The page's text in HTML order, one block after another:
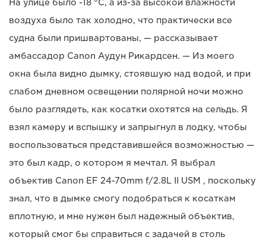
На улице было -18 °C, а из-за высокой влажности
воздуха было так холодно, что практически все
судна были пришвартованы, — рассказывает
амбассадор Canon Аудун Рикардсен. — Из моего
окна была видно дымку, стоявшую над водой, и при
слабом дневном освещении полярной ночи можно
было разглядеть, как косатки охотятся на сельдь. Я
взял камеру и вспышку и запрыгнул в лодку, чтобы
воспользоваться представившейся возможностью —
это был кадр, о котором я мечтал. Я выбрал
объектив Canon EF 24-70mm f/2.8L II USM , поскольку
знал, что в дымке смогу подобраться к косаткам
вплотную, и мне нужен был надежный объектив,
который смог бы справиться с задачей в столь